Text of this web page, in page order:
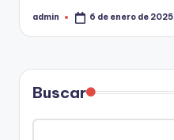
admin 6 de enero de 2025
Buscar